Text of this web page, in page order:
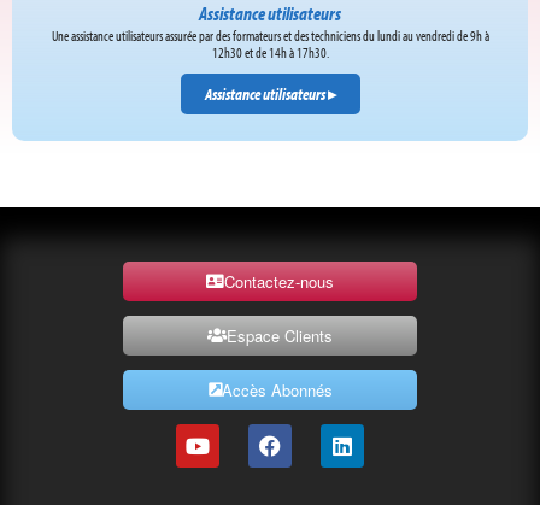
Assistance utilisateurs
Une assistance utilisateurs assurée par des formateurs et des techniciens du lundi au vendredi de 9h à
12h30 et de 14h à 17h30.
Assistance utilisateurs▸
Contactez-nous
Espace Clients
Accès Abonnés